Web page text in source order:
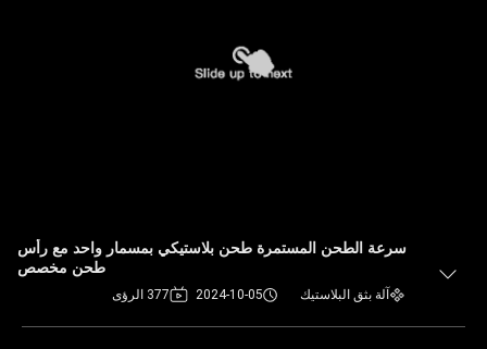
سرعة الطحن المستمرة طحن بلاستيكي بمسمار واحد مع رأس
طحن مخصص
آلة بثق البلاستيك 2024-10-05 377 الرؤى